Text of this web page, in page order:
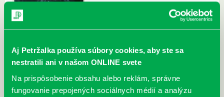
Aj Petržalka používa súbory cookies, aby ste sa
nestratili ani v našom ONLINE svete
Na prispôsobenie obsahu alebo reklám, správne
fungovanie prepojených sociálnych médií a analýzu